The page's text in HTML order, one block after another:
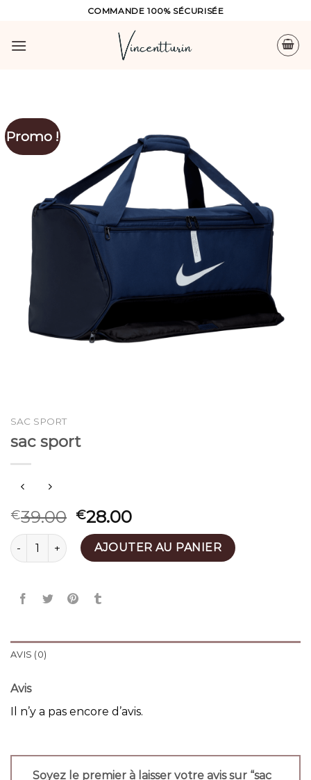
content
COMMANDE 100% SÉCURISÉE
Promo !
SAC SPORT
sac sport
€39.00 €28.00
quantité de sac sportAJOUTER AU PANIER
AVIS (0)
Avis
Il n’y a pas encore d’avis.
Soyez le premier à laisser votre avis sur “sac